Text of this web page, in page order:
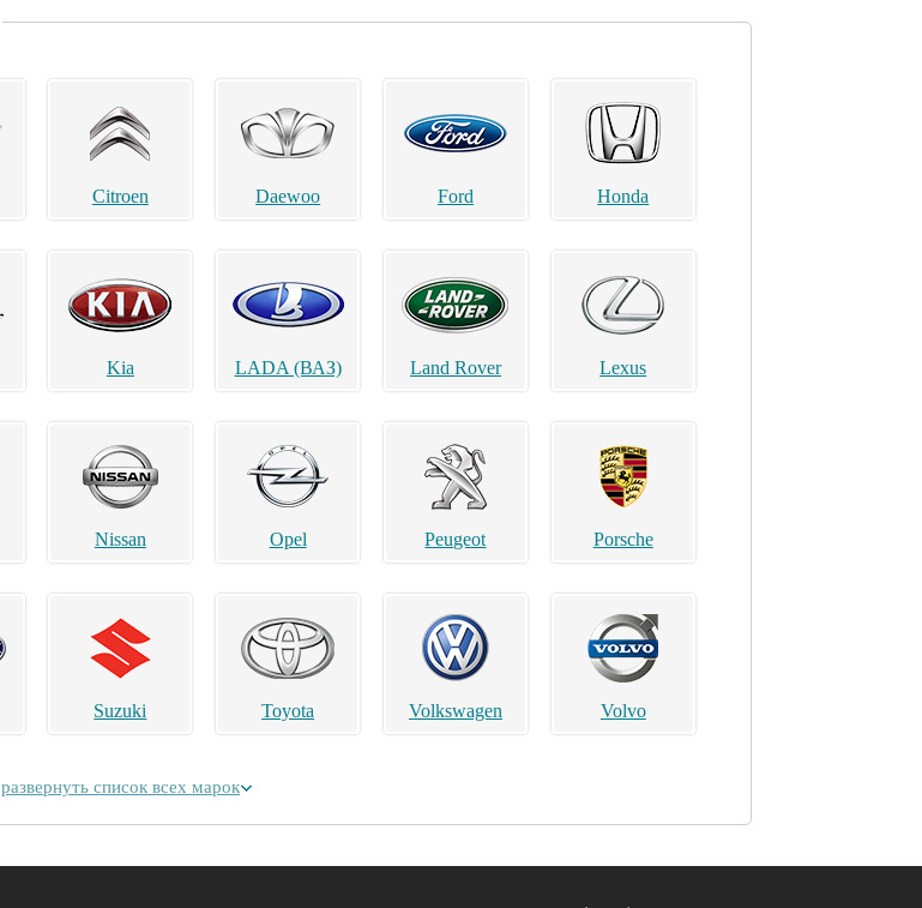
Citroen Daewoo Ford Honda
Kia LADA (ВАЗ) Land Rover Lexus
Nissan Opel Peugeot Porsche
Suzuki Toyota Volkswagen Volvo
развернуть список всех марок